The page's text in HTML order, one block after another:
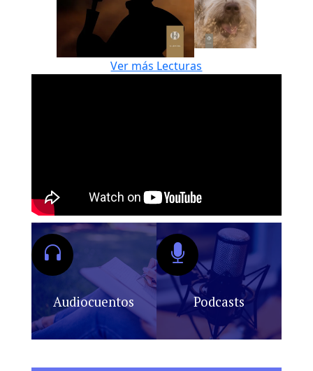
Ver más Lecturas
Audiocuentos Podcasts